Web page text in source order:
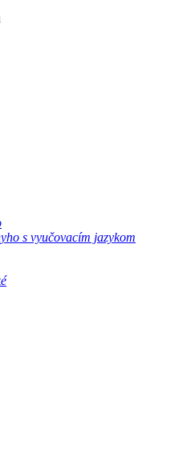
s vyučovacím jazykom